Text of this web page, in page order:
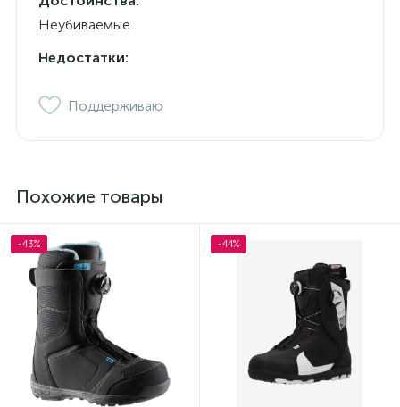
Неубиваемые
Недостатки:
Поддерживаю
Похожие товары
-43% -44%